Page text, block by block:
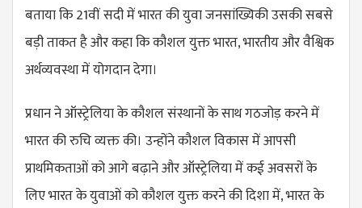
बताया कि 21वीं सदी में भारत की युवा जनसांख्यिकी उसकी सबसे
बड़ी ताकत है और कहा कि कौशल युक्त भारत, भारतीय और वैश्विक
अर्थव्यवस्था में योगदान देगा।
प्रधान ने ऑस्ट्रेलिया के कौशल संस्थानों के साथ गठजोड़ करने में
भारत की रुचि व्यक्त की। उन्होंने कौशल विकास में आपसी
प्राथमिकताओं को आगे बढ़ाने और ऑस्ट्रेलिया में कई अवसरों के
लिए भारत के युवाओं को कौशल युक्त करने की दिशा में, भारत के